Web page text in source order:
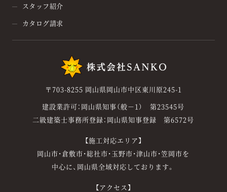
スタッフ紹介
カタログ請求
〒703-8255 岡山県岡山市中区東川原245-1
建設業許可：岡山県知事（般－1） 第23545号
二級建築士事務所登録：岡山県知事登録 第6572号
【施工対応エリア】
岡山市・倉敷市・総社市・玉野市・津山市・笠岡市を
中心に、岡山県全域対応しております。
【アクセス】